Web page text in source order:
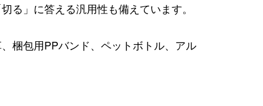
る」に答える汎用性も備えています。
梱包用PPバンド、ペットボトル、アル